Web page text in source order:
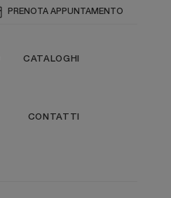
PRENOTA APPUNTAMENTO
CATALOGHI
CONTATTI